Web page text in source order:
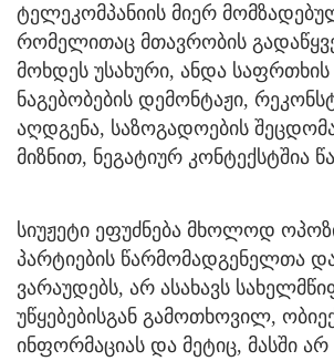
ტელეკომპანიის მიერ
რომელითაც მთავრობის
მოხდეს უსახური, ანდა
ნაგებობების დემონტაჟი,
აღდგენა, საზოგადოების
მიზნით, ნეგატიურ კონტექსტშია
სიუჟეტი ეფუძნება მხოლოდ
პარტიების წარმომადგენელთა
ვარაუდებს, არ ასახავს
უწყებებისგან გამოთხოვილ,
ინფორმაციას და მეტიც, მასში არ